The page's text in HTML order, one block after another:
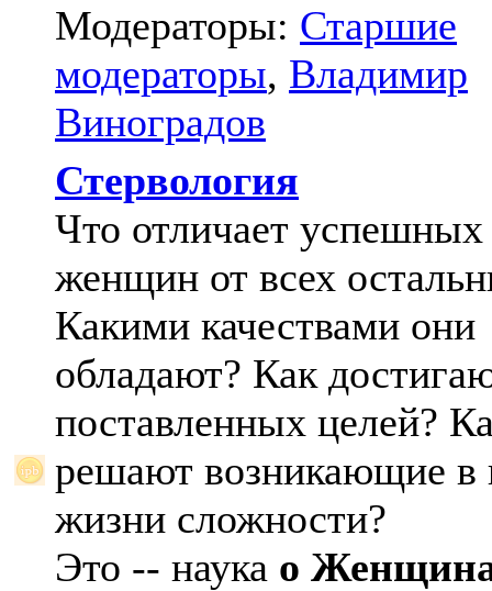
Модераторы: Старшие
модераторы, Владимир
Виноградов
Стервология
Что отличает успешных
женщин от всех
Какими качествами они
обладают? Как
поставленных целей?
решают возникающие в
жизни сложности?
Это -- наука о